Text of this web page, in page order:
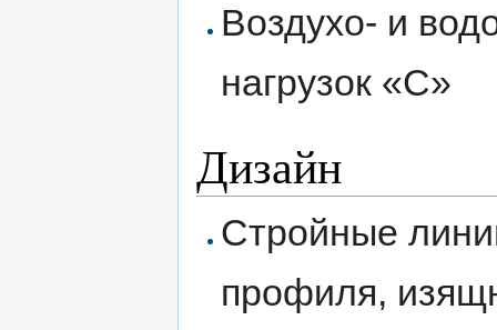
Воздухо- и
нагрузок «С»
Дизайн
Стройные
профиля,